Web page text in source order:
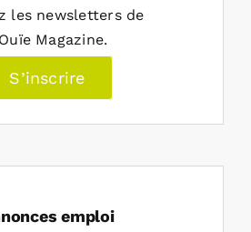
les newsletters de
Magazine.
S’inscrire
emploi